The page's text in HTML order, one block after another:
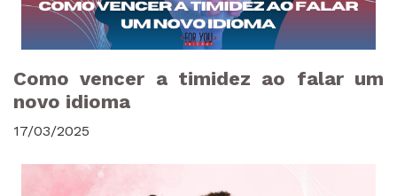
Como vencer a timidez ao falar um
novo idioma
17/03/2025